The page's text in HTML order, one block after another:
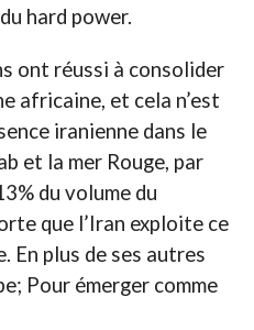
hard power.
ont réussi à consolider
africaine, et cela n’est
iranienne dans le
et la mer Rouge, par
du volume du
que l’Iran exploite ce
En plus de ses autres
Pour émerger comme